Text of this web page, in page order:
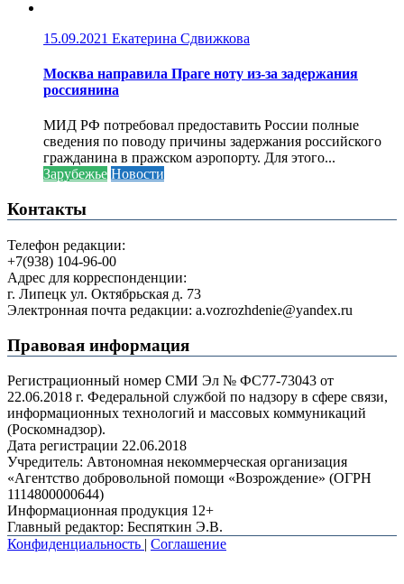
15.09.2021 Екатерина Сдвижкова
Москва направила Праге ноту из-за задержания
россиянина
МИД РФ потребовал предоставить России полные
сведения по поводу причины задержания российского
гражданина в пражском аэропорту. Для этого...
Зарубежье Новости
Контакты
Телефон редакции:
+7(938) 104-96-00
Адрес для корреспонденции:
г. Липецк ул. Октябрьская д. 73
Электронная почта редакции: a.vozrozhdenie@yandex.ru
Правовая информация
Регистрационный номер СМИ Эл № ФС77-73043 от
22.06.2018 г. Федеральной службой по надзору в сфере связи,
информационных технологий и массовых коммуникаций
(Роскомнадзор).
Дата регистрации 22.06.2018
Учредитель: Автономная некоммерческая организация
«Агентство добровольной помощи «Возрождение» (ОГРН
1114800000644)
Информационная продукция 12+
Главный редактор: Беспяткин Э.В.
Конфиденциальность | Соглашение